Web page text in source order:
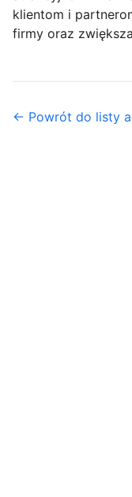
klientom i
firmy oraz
← Powrót do listy